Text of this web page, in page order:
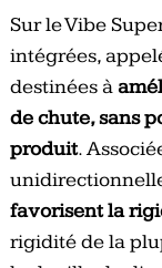
Sur le Vibe
intégrées,
destinées à
de chute, sans
produit.
favorisent la
rigidité de la